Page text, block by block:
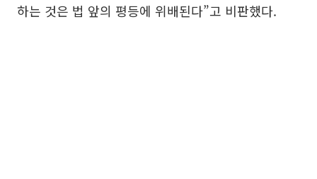
하는 것은 법 앞의 평등에 위배된다”고 비판했다.